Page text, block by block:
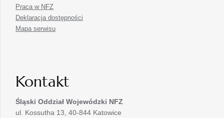
Praca w NFZ
Deklaracja dostępności
Mapa serwisu
Kontakt
Śląski Oddział Wojewódzki NFZ
ul. Kossutha 13, 40-844 Katowice